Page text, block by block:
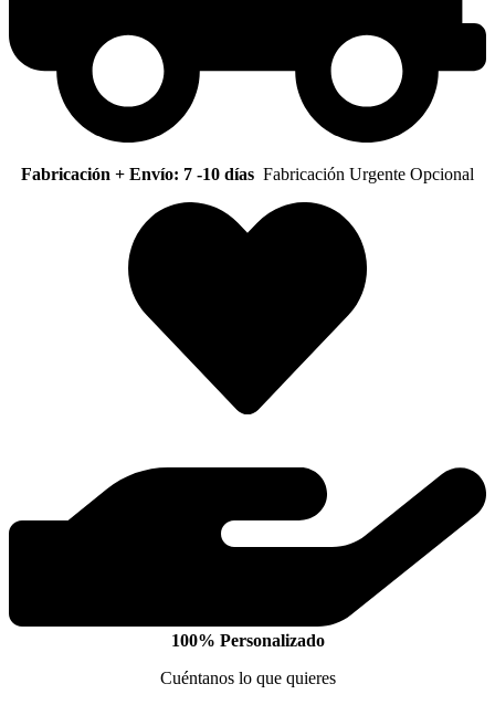
Fabricación + Envío: 7 -10 días Fabricación Urgente Opcional
100% Personalizado
Cuéntanos lo que quieres